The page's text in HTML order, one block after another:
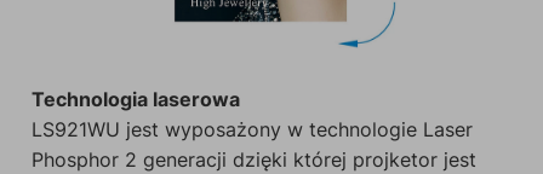
Technologia laserowa
LS921WU jest wyposażony w technologie Laser
Phosphor 2 generacji dzięki której projketor jest